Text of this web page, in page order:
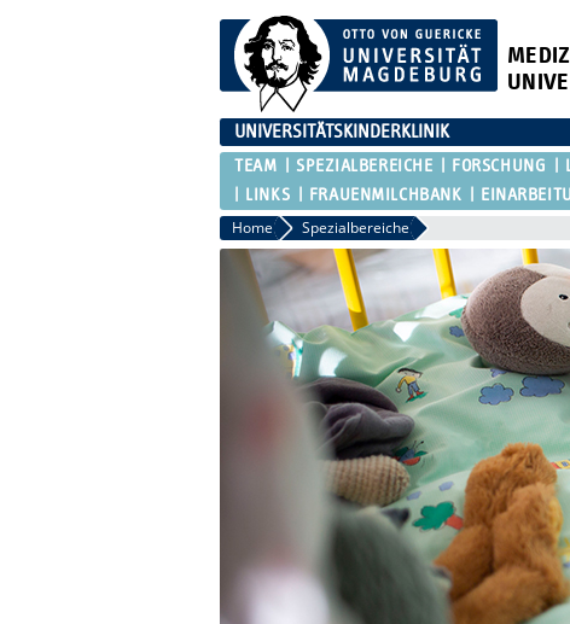
UNIVERSITÄTSKINDERKLINIK
TEAM SPEZIALBEREICHE FORSCHUNG
LINKS
FRAUENMILCHBANK
Home Spezialbereiche